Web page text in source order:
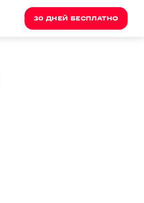
30 ДНЕЙ БЕСПЛАТНО